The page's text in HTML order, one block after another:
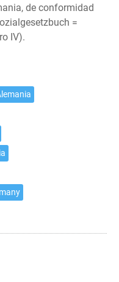
de conformidad
=
IV).